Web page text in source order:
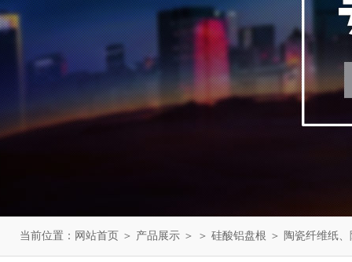
当前位置： 网站首页 ＞ 产品展示 ＞ ＞ 硅酸铝盘根 ＞ 陶瓷纤维纸